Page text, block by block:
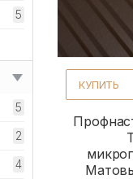
5
8
6
2
5
2
4
КУПИТЬ